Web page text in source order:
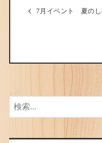
7月イベント 夏のし